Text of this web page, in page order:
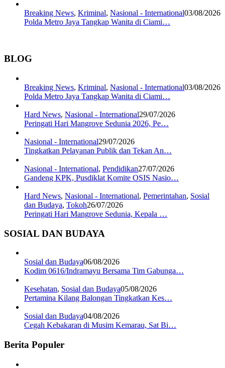
Breaking News, Kriminal, Nasional - International03/08/2026
Polda Metro Jaya Tangkap Wanita di Ciami…
BLOG
Breaking News, Kriminal, Nasional - International03/08/2026
Polda Metro Jaya Tangkap Wanita di Ciami…
Hard News, Nasional - International29/07/2026
Peringati Hari Mangrove Sedunia 2026, Pe…
Nasional - International29/07/2026
Tingkatkan Pelayanan Publik dan Tekan An…
Nasional - International, Pendidikan27/07/2026
Gandeng KPK, Pusdiklat Komite OSIS Nasio…
Hard News, Nasional - International, Pemerintahan, Sosial
dan Budaya, Tokoh26/07/2026
Peringati Hari Mangrove Sedunia, Kepala …
SOSIAL DAN BUDAYA
Sosial dan Budaya06/08/2026
Kodim 0616/Indramayu Bersama Tim Gabunga…
Kesehatan, Sosial dan Budaya05/08/2026
Pertamina Kilang Balongan Tingkatkan Kes…
Sosial dan Budaya04/08/2026
Cegah Kebakaran di Musim Kemarau, Sat Bi…
Berita Populer